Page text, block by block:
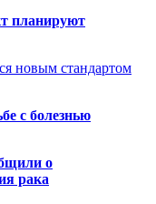
планируют
новым стандартом
с болезнью
о
рака